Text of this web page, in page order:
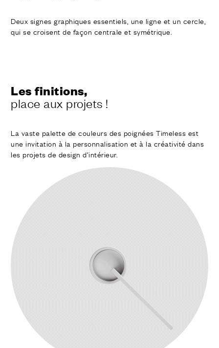
Deux signes graphiques essentiels, une ligne et un cercle,
qui se croisent de façon centrale et symétrique.
Les finitions,
place aux projets !
La vaste palette de couleurs des poignées Timeless est
une invitation à la personnalisation et à la créativité dans
les projets de design d’intérieur.